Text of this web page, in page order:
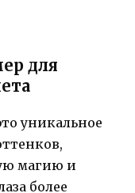
для
уникальное
магию и
более